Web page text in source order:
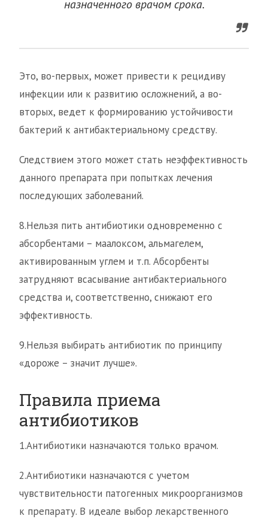
назначенного врачом срока.
Это, во-первых, может привести к рецидиву
инфекции или к развитию осложнений, а во-
вторых, ведет к формированию устойчивости
бактерий к антибактериальному средству.
Следствием этого может стать неэффективность
данного препарата при попытках лечения
последующих заболеваний.
8.Нельзя пить антибиотики одновременно с
абсорбентами – маалоксом, альмагелем,
активированным углем и т.п. Абсорбенты
затрудняют всасывание антибактериального
средства и, соответственно, снижают его
эффективность.
9.Нельзя выбирать антибиотик по принципу
«дороже – значит лучше».
Правила приема
антибиотиков
1.Антибиотики назначаются только врачом.
2.Антибиотики назначаются с учетом
чувствительности патогенных микроорганизмов
к препарату. В идеале выбор лекарственного